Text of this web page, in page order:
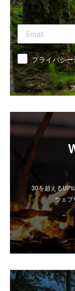
同意 プライバシ
30を超えるUPI
ウェブ